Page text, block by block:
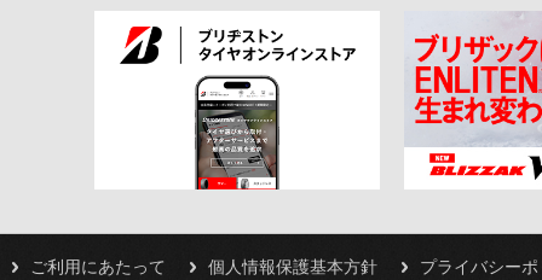
ご利用にあたって 個人情報保護基本方針 プライバシー